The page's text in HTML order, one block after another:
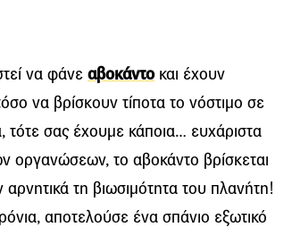
να φάνε αβοκάντοκαι έχουν
να βρίσκουν τίποτα το νόστιμο σε
τότε σας έχουμε κάποια… ευχάριστα
οργανώσεων, το αβοκάντο βρίσκεται
τη βιωσιμότητα του πλανήτη!
αποτελούσε ένα σπάνιο εξωτικό